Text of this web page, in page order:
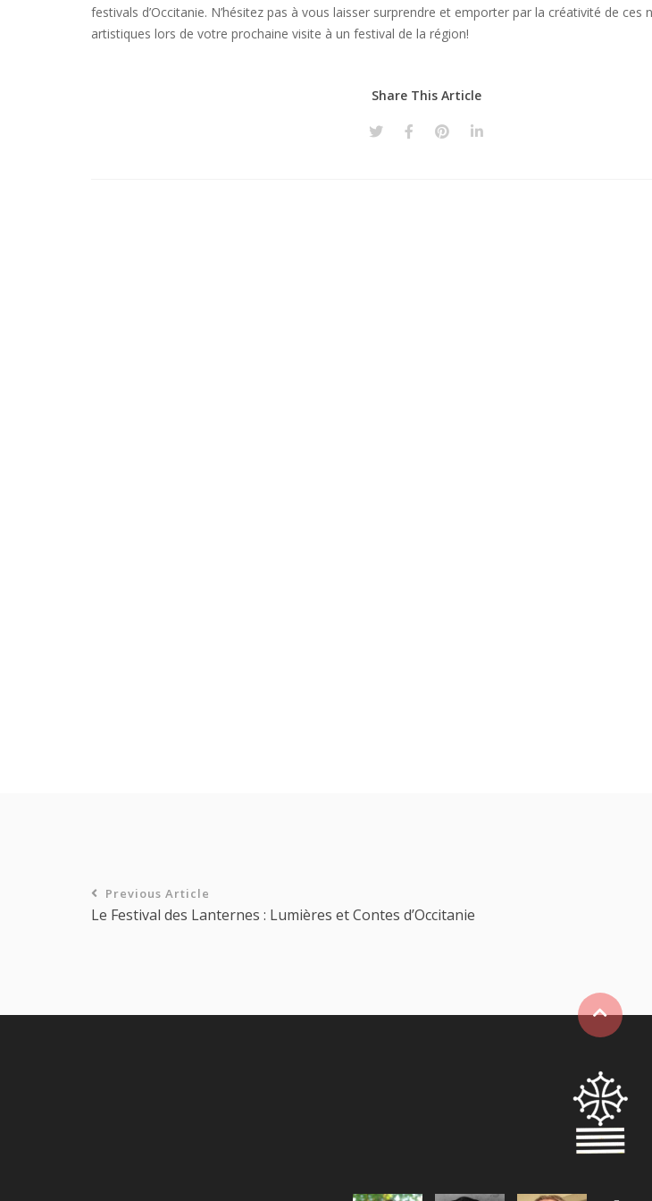
festivals d’Occitanie. N’hésitez pas à vous laisser surprendre et emporter par la créativité de ces
artistiques lors de votre prochaine visite à un festival de la région!
Share This Article
Previous Article
Le Festival des Lanternes : Lumières et Contes d’Occitanie